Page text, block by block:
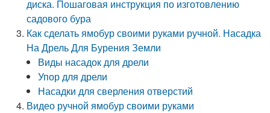
диска. Пошаговая инструкция по изготовлению
садового бура
Как сделать ямобур своими руками ручной. Насадка
На Дрель Для Бурения Земли
Виды насадок для дрели
Упор для дрели
Насадки для сверления отверстий
Видео ручной ямобур своими руками